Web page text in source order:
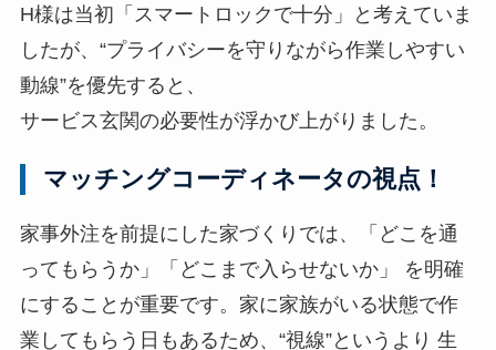
H様は当初「スマートロックで十分」と考えていま
したが、“プライバシーを守りながら作業しやすい
動線”を優先すると、
サービス玄関の必要性が浮かび上がりました。
マッチングコーディネータの視点！
家事外注を前提にした家づくりでは、「どこを通
ってもらうか」「どこまで入らせないか」 を明確
にすることが重要です。家に家族がいる状態で作
業してもらう日もあるため、“視線”というより 生